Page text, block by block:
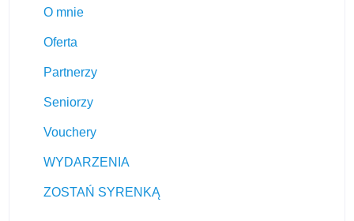
O mnie
Oferta
Partnerzy
Seniorzy
Vouchery
WYDARZENIA
ZOSTAŃ SYRENKĄ